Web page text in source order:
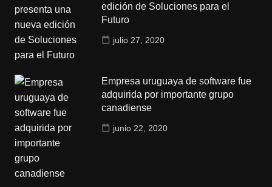
edición de Soluciones para el
Futuro
julio 27, 2020
Empresa uruguaya de software fue
adquirida por importante grupo
canadiense
junio 22, 2020